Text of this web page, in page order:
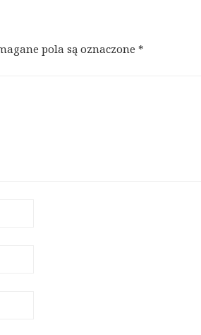
pola są oznaczone *